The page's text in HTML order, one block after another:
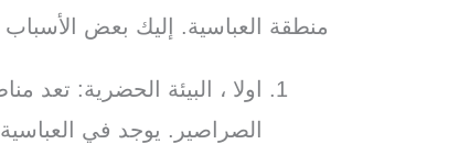
منطقة العباسية. إليك بعض الأسباب
اولا ، البيئة الحضرية: تعد
الصراصير. يوجد في